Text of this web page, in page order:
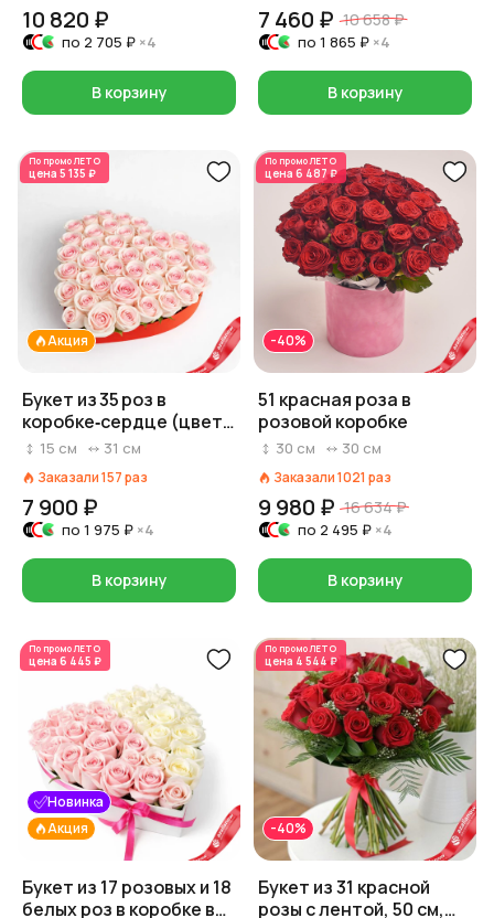
10 820 ₽
по 2 705 ₽ ×4
В корзину
7 460 ₽ 10 658 ₽
по 1 865 ₽ ×4
В корзину
По промоЛЕТО
цена 5 135 ₽
Акция
Букет из 35 роз в
коробке‑сердце (цвет
роз и коробки на выбор:
белый)
15 см 31 см
Заказали157раз
7 900 ₽
по 1 975 ₽ ×4
В корзину
По промоЛЕТО
цена 6 487 ₽
-40%
51 красная роза в
розовой коробке
30 см 30 см
Заказали1021 раз
9 980 ₽ 16 634 ₽
по 2 495 ₽ ×4
В корзину
По промоЛЕТО
цена 6 445 ₽
Акция
Новинка
Букет из 17 розовых и 18
белых роз в коробке в
По промоЛЕТО
цена 4 544 ₽
-40%
Букет из 31 красной
розы с лентой, 50 см,